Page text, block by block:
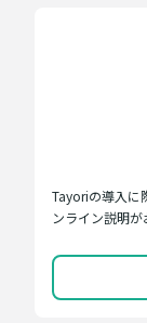
Tayoriの導入に
ンライン説明が